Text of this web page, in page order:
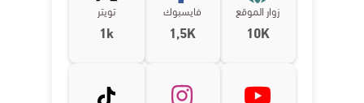
زوار الموقع
10K
فايسبوك
1,5K
تويتر
1k